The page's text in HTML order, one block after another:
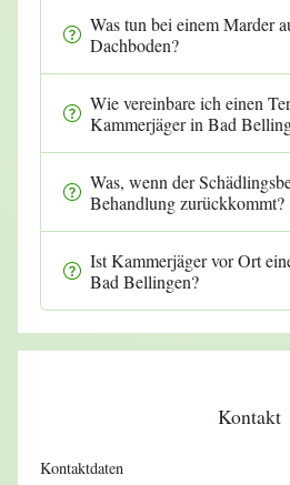
Was tun bei einem Marder
Dachboden?
Wie vereinbare ich einen
Kammerjäger in Bad
Was, wenn der
Behandlung zurückkommt?
Ist Kammerjäger vor Ort
Bad Bellingen?
Kontakt
Kontaktdaten